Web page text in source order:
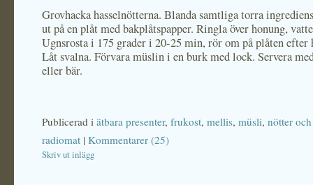
Grovhacka hasselnötterna. Blanda samtliga torra
ut på en plåt med bakplåtspapper. Ringla över honung,
Ugnsrosta i 175 grader i 20-25 min, rör om på plåten efter
Låt svalna. Förvara müslin i en burk med lock. Servera
eller bär.
Publicerad i ätbara presenter, frukost, mellis, müsli, nötter
radiomat | Kommentarer (25)
Skriv ut inlägg